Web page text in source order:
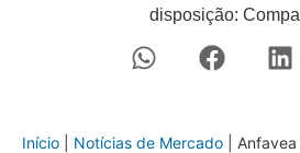
disposição:
Início Notícias de Mercado